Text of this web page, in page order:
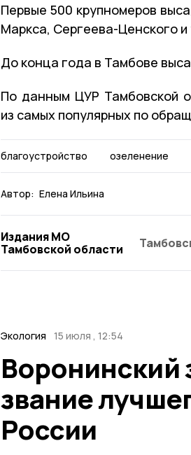
Первые 500 крупномеров
Маркса, Сергеева-Ценского и
До конца года в Тамбове
По данным ЦУР Тамбовской
из самых популярных по
благоустройство озеленение
Автор: Елена Ильина
Издания МО
Тамбовской области
Экология 15 июля , 12:54
Воронинский
звание
России